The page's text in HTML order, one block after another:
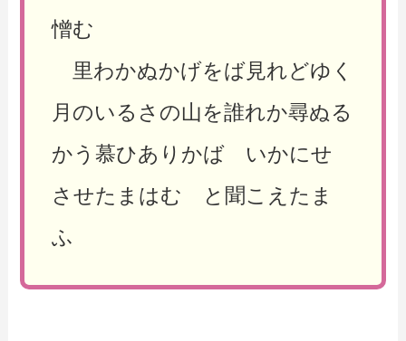
憎む
里わかぬかげをば見れどゆく
月のいるさの山を誰れか尋ぬる
かう慕ひありかば いかにせ
させたまはむ と聞こえたま
ふ